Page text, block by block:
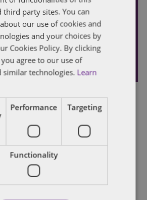
kayıt olun
e-posta ile alın.
GÖNDER
Rekabet Hukuku teknoloji, teknoloji
Apply
third party sites. You can
our use of cookies and
and your choices by
Cookies Policy. By clicking
agree to our use of
similar technologies. Learn
Performance Targeting
Functionality